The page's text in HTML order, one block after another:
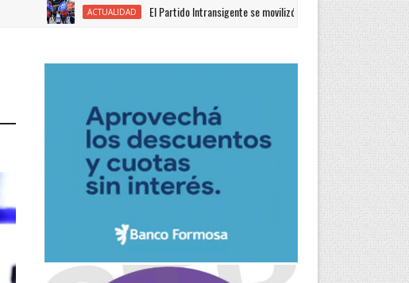
ACTUALIDAD El Partido Intransigente se movilizó en rechazo al proyecto de Ley de